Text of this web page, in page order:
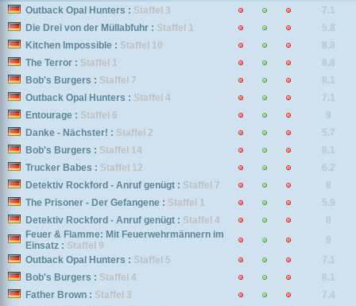
Outback Opal Hunters : Staffel 3
7.1
Die Drei von der Müllabfuhr : Staffel 1
5.8
Kitchen Impossible : Staffel 10
8.8
The Terror : Staffel 1
8.8
Bob's Burgers : Staffel 7
8.1
Outback Opal Hunters : Staffel 4
7.1
Entourage : Staffel 6
9
Danke - Nächster! : Staffel 2
5.7
Bob's Burgers : Staffel 14
8.1
Trucker Babes : Staffel 12
6.2
Detektiv Rockford - Anruf genügt : Staffel 7
8
The Prisoner - Der Gefangene : Staffel 1
5.9
Detektiv Rockford - Anruf genügt : Staffel 4
8
Feuer & Flamme: Mit Feuerwehrmännern im
Einsatz : Staffel 9
9
Outback Opal Hunters : Staffel 5
7.1
Bob's Burgers : Staffel 4
8.1
Father Brown : Staffel 3
7.4